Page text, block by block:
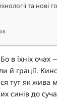
та нові
в їхніх очах —
й грації.
тут як жива
синів до